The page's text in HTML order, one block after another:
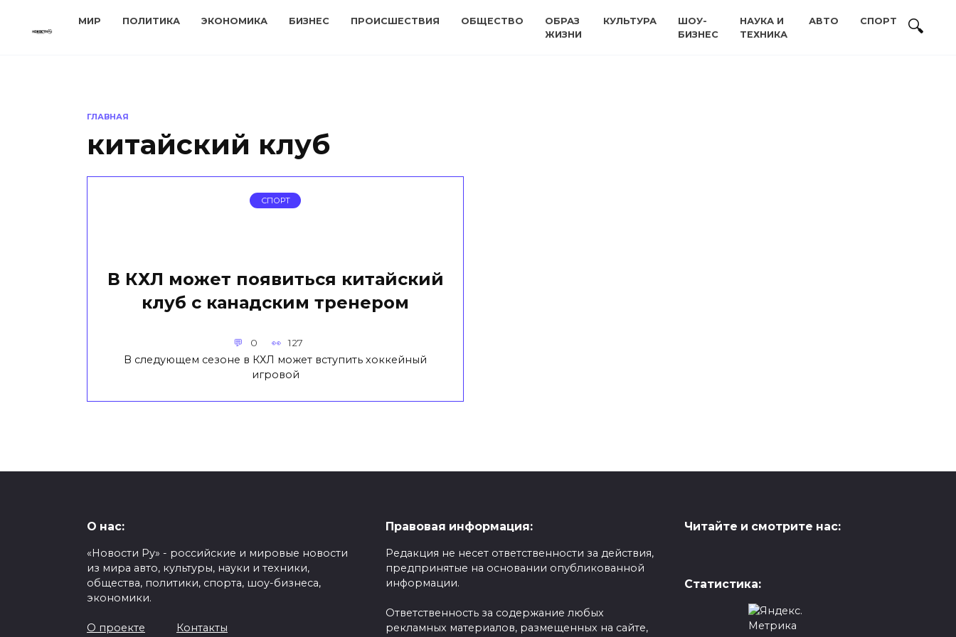
МИР ПОЛИТИКА ЭКОНОМИКА БИЗНЕС ПРОИСШЕСТВИЯ ОБЩЕСТВО
ОБРАЗ
ЖИЗНИ
КУЛЬТУРА
ШОУ-
БИЗНЕС
НАУКА И
ТЕХНИКА
АВТО СПОРТ
ГЛАВНАЯ
китайский клуб
СПОРТ
В КХЛ может появиться китайский
клуб с канадским тренером
0 127
В следующем сезоне в КХЛ может вступить хоккейный
игровой
О нас:
«Новости Ру» - российские и мировые новости
из мира авто, культуры, науки и техники,
общества, политики, спорта, шоу-бизнеса,
экономики.
О проекте Контакты
Правовая информация:
Редакция не несет ответственности за действия,
предпринятые на основании опубликованной
информации.
Ответственность за содержание любых
рекламных материалов, размещенных на сайте,
Читайте и смотрите нас:
Статистика: